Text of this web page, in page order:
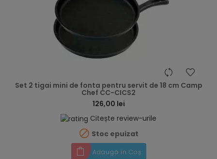
Set 2 tigai mini de fonta pentru servit de 18 cm Camp
Chef CC-CICS2
126,00 lei
Citește review-urile
 Stoc epuizat
Adaugă în Coș